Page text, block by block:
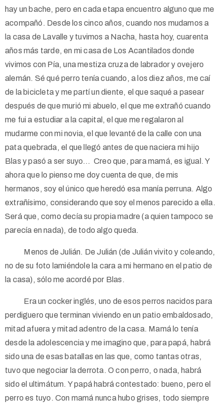
hay un bache, pero en cada etapa encuentro alguno que me
acompañó. Desde los cinco años, cuando nos mudamos a
la casa de Lavalle y tuvimos a Nacha, hasta hoy, cuarenta
años más tarde, en mi casa de Los Acantilados donde
vivimos con Pía, una mestiza cruza de labrador y ovejero
alemán. Sé qué perro tenía cuando, a los diez años, me caí
de la bicicleta y me partí un diente, el que saqué a pasear
después de que murió mi abuelo, el que me extrañó cuando
me fui a estudiar a la capital, el que me regalaron al
mudarme con mi novia, el que levanté de la calle con una
pata quebrada, el que llegó antes de que naciera mi hijo
Blas y pasó a ser suyo… Creo que, para mamá, es igual. Y
ahora que lo pienso me doy cuenta de que, de mis
hermanos, soy el único que heredó esa manía perruna. Algo
extrañísimo, considerando que soy el menos parecido a ella.
Será que, como decía su propia madre (a quien tampoco se
parecía en nada), de todo algo queda.
Menos de Julián. De Julián (de Julián vivito y coleando,
no de su foto lamiéndole la cara a mi hermano en el patio de
la casa), sólo me acordé por Blas.
Era un cocker inglés, uno de esos perros nacidos para
perdiguero que terminan viviendo en un patio embaldosado,
mitad afuera y mitad adentro de la casa. Mamá lo tenía
desde la adolescencia y me imagino que, para papá, habrá
sido una de esas batallas en las que, como tantas otras,
tuvo que negociar la derrota. O con perro, o nada, habrá
sido el ultimátum. Y papá habrá contestado: bueno, pero el
perro es tuyo. Con mamá nunca hubo grises, todo siempre